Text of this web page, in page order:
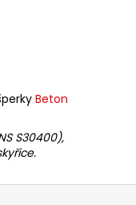
Beton
S30400),
.